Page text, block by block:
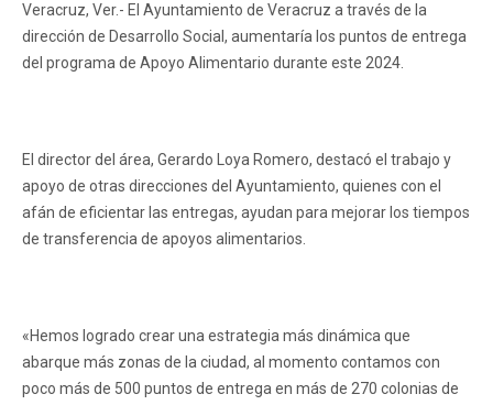
Veracruz, Ver.- El Ayuntamiento de Veracruz a través de la
dirección de Desarrollo Social, aumentaría los puntos de entrega
del programa de Apoyo Alimentario durante este 2024.
El director del área, Gerardo Loya Romero, destacó el trabajo y
apoyo de otras direcciones del Ayuntamiento, quienes con el
afán de eficientar las entregas, ayudan para mejorar los tiempos
de transferencia de apoyos alimentarios.
«Hemos logrado crear una estrategia más dinámica que
abarque más zonas de la ciudad, al momento contamos con
poco más de 500 puntos de entrega en más de 270 colonias de